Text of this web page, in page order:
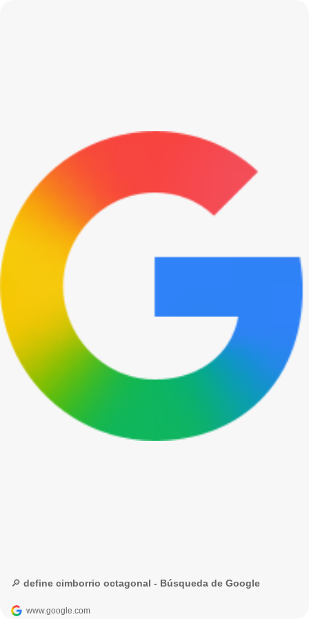
🔎 define cimborrio octagonal - Búsqueda de Google
www.google.com